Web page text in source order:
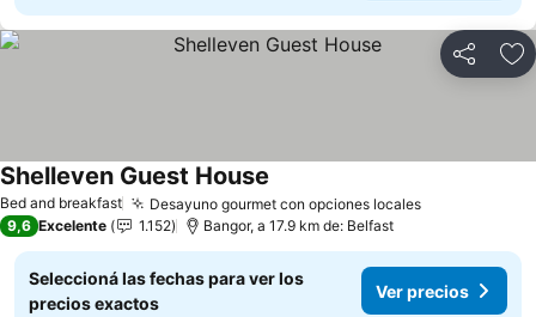
Compartir
Bed and breakfast Desayuno gourmet con opciones locales
Shelleven Guest House
9,6 Excelente 1.152 Bangor, a 17.9 km de: Belfast
Seleccioná las fechas para ver los
precios exactos
Ver precios